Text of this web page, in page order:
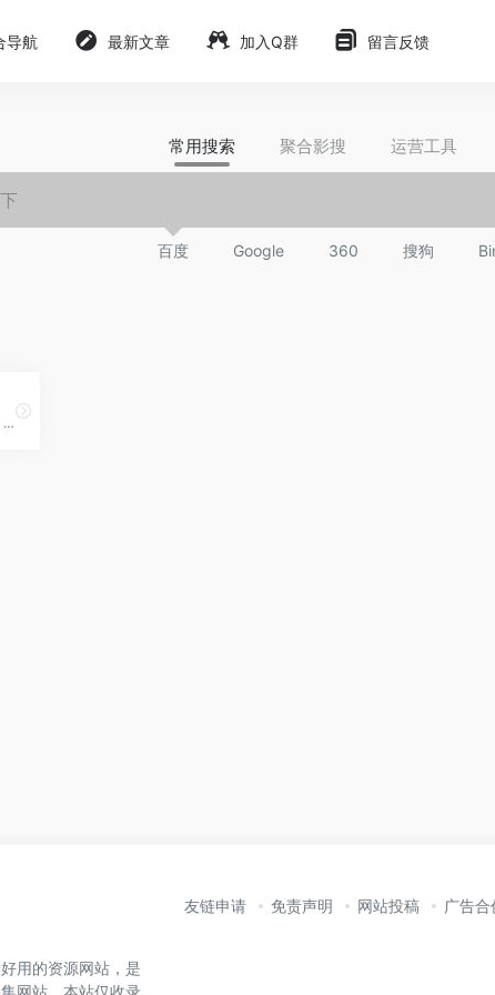
导航 最新文章 加入Q群 留言反馈
常用搜索 聚合影搜 运营工具
百度 Google 360 搜狗
一个github的开源图床工具，有能力的自己搭建一个
用的资源网站，是
网站。本站仅收录
友链申请 免责声明 网站投稿 广告合